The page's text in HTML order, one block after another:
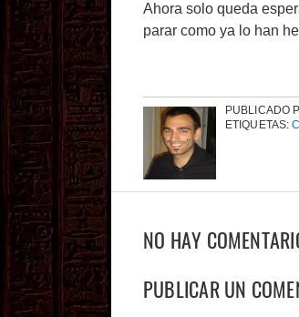
Ahora solo queda
parar como ya lo han
PUBLICADO
ETIQUETAS:
NO HAY
PUBLICAR UN